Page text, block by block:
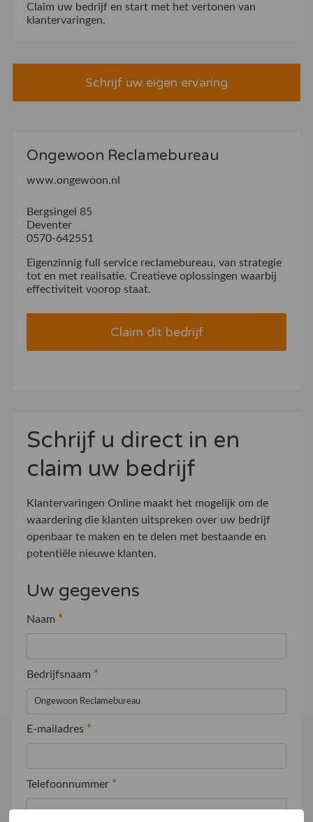
Claim uw bedrijfen start met het vertonen van
klantervaringen.
Schrijf uw eigen ervaring
Ongewoon Reclamebureau
www.ongewoon.nl
Bergsingel 85
Deventer
0570-642551
Eigenzinnig full service reclamebureau, van strategie
tot en met realisatie. Creatieve oplossingen waarbij
effectiviteit voorop staat.
Claim dit bedrijf
Schrijf u direct in en
claim uw bedrijf
Klantervaringen Online maakt het mogelijk om de
waardering die klanten uitspreken over uw bedrijf
openbaar te maken en te delen met bestaande en
potentiële nieuwe klanten.
Uw gegevens
Naam *
Bedrijfsnaam *
E-mailadres *
Telefoonnummer *